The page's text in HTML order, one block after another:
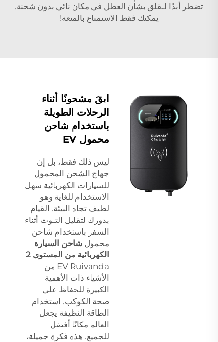
تضطر أبدًا للقلق بشأن العطل في مكان نائي بدون شحنة.
يمكنك فقط الاستمتاع بالمتعة!
ابقَ مشحونًا أثناء
الرحلات الطويلة
باستخدام شاحن
محمول EV
ليس ذلك فقط، بل إن
جهاج الشحن المحمول
للسيارات الكهربائية سهل
الاستخدام للغاية وهو
لطيف تجاه البيئة. القيام
بدورك لتقليل التلوث أثناء
السفر باستخدام شاحن
محمول شاحن السيارة
الكهربائية من المستوى 2
EV Ruivanda من
الأشياء ذات الأهمية
الكبيرة للحفاظ على
صحة الكوكب. استخدام
الطاقة النظيفة يجعل
العالم مكانًا أفضل
للجميع. هذه فكرة جميلة،